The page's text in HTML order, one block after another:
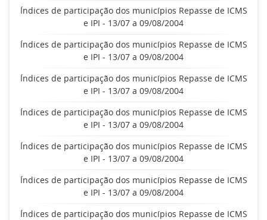
Índices de participação dos municípios Repasse de ICMS
e IPI - 13/07 a 09/08/2004
Índices de participação dos municípios Repasse de ICMS
e IPI - 13/07 a 09/08/2004
Índices de participação dos municípios Repasse de ICMS
e IPI - 13/07 a 09/08/2004
Índices de participação dos municípios Repasse de ICMS
e IPI - 13/07 a 09/08/2004
Índices de participação dos municípios Repasse de ICMS
e IPI - 13/07 a 09/08/2004
Índices de participação dos municípios Repasse de ICMS
e IPI - 13/07 a 09/08/2004
Índices de participação dos municípios Repasse de ICMS